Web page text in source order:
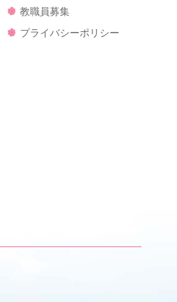
教職員募集
プライバシーポリシー